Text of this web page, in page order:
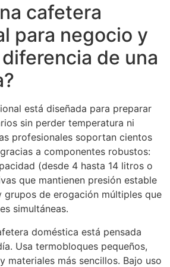
cafetera
para negocio y
de una
está diseñada para preparar
sin perder temperatura ni
profesionales soportan cientos
a componentes robustos:
(desde 4 hasta 14 litros o
que mantienen presión estable
grupos de erogación múltiples que
simultáneas.
doméstica está pensada
Usa termobloques pequeños,
materiales más sencillos. Bajo uso